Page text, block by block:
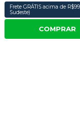
Frete GRÁTIS acima de
Sudeste)
COMPRAR